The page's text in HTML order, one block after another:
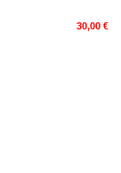
30,00 €